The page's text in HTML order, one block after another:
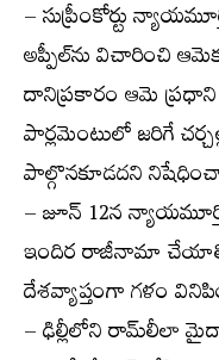
– సుప్రీంకోర్టు
అప్పీల్‌ను విచారించి
దానిప్రకారం ఆమె
పార్లమెంటులో జరిగే
పాల్గొనకూడదని
– జూన్ 12న
ఇందిర రాజీనామా
దేశవ్యాప్తంగా గళం
– ఢిల్లీలోని రామ్‌లీలా